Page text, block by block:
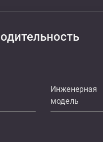
Инженерная
модель